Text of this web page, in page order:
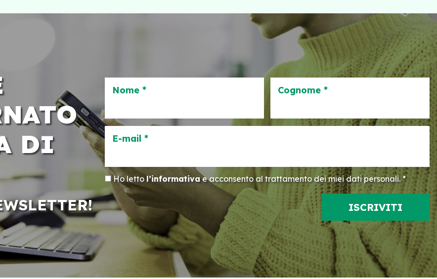
DI
Nome * Cognome *
E-mail *
Ho letto l’informativae acconsento al trattamento dei miei dati personali. *